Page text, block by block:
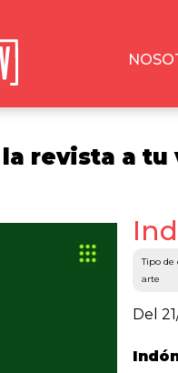
revista a tu
Tipo de
arte
Del